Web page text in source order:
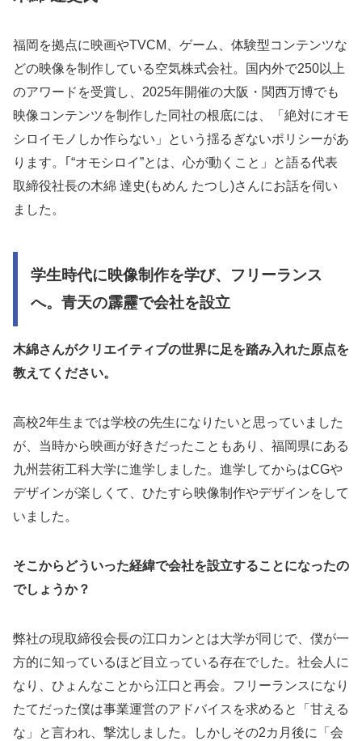
福岡を拠点に映画やTVCM、ゲーム、体験型コンテンツな
どの映像を制作している空気株式会社。国内外で250以上
のアワードを受賞し、2025年開催の大阪・関西万博でも
映像コンテンツを制作した同社の根底には、「絶対にオモ
シロイモノしか作らない」という揺るぎないポリシーがあ
ります。｢“オモシロイ”とは、心が動くこと」と語る代表
取締役社長の木綿 達史(もめん たつし)さんにお話を伺い
ました。
学生時代に映像制作を学び、フリーランス
へ。青天の霹靂で会社を設立
木綿さんがクリエイティブの世界に足を踏み入れた原点を
教えてください。
高校2年生までは学校の先生になりたいと思っていました
が、当時から映画が好きだったこともあり、福岡県にある
九州芸術工科大学に進学しました。進学してからはCGや
デザインが楽しくて、ひたすら映像制作やデザインをして
いました。
そこからどういった経緯で会社を設立することになったの
でしょうか？
弊社の現取締役会長の江口カンとは大学が同じで、僕が一
方的に知っているほど目立っている存在でした。社会人に
なり、ひょんなことから江口と再会。フリーランスになり
たてだった僕は事業運営のアドバイスを求めると「甘える
な」と言われ、撃沈しました。しかしその2カ月後に「会